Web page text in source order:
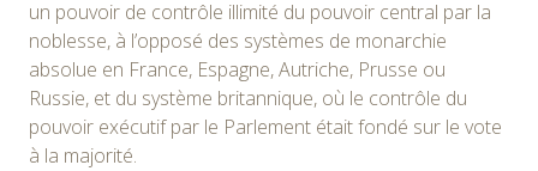
un pouvoir de contrôle illimité du pouvoir central par la
noblesse, à l’opposé des systèmes de monarchie
absolue en France, Espagne, Autriche, Prusse ou
Russie, et du système britannique, où le contrôle du
pouvoir exécutif par le Parlement était fondé sur le vote
à la majorité.